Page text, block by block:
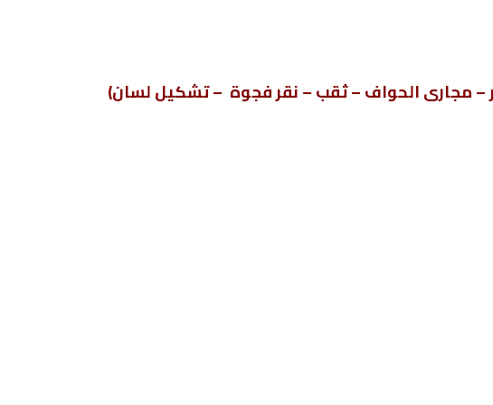
– مجارى الحواف – ثقب – نقر فجوة – تشكيل لسان)